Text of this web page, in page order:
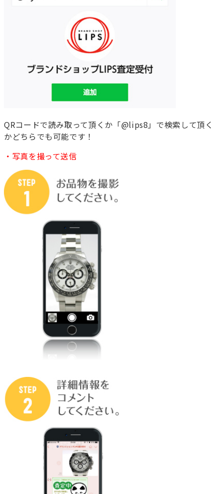
QRコードで読み取って頂くか「@lips8」で検索して頂く
かどちらでも可能です！
・写真を撮って送信